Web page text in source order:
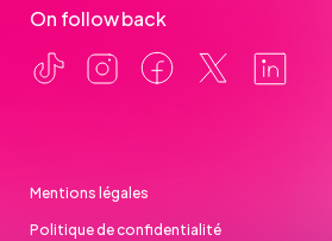
On follow back
Mentions légales
Politique de confidentialité